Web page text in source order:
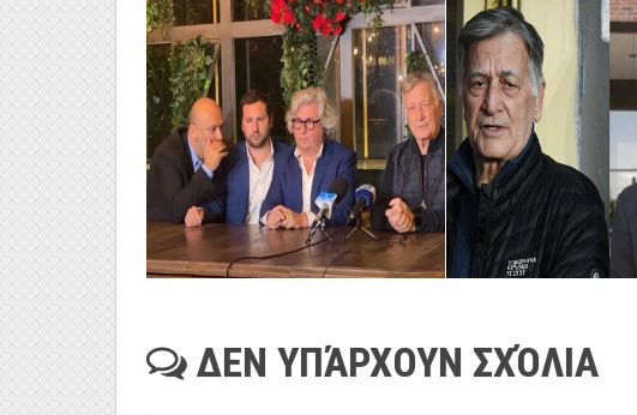
ΔΕΝ ΥΠΆΡΧΟΥΝ ΣΧΌΛΙΑ